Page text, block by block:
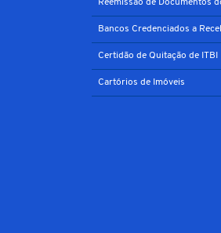
Reemissão de Documentos
Bancos Credenciados a
Certidão de Quitação de ITBI
Cartórios de Imóveis